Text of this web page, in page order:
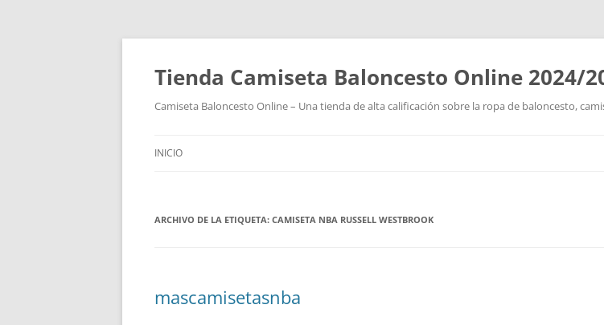
Tienda Camiseta Baloncesto Online 2024/
Camiseta Baloncesto Online – Una tienda de alta calificación sobre la ropa de baloncesto,
INICIO
ARCHIVO DE LA ETIQUETA: CAMISETA NBA RUSSELL WESTBROOK
mascamisetasnba